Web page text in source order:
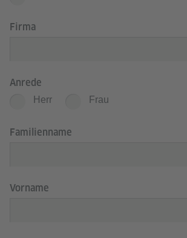
Firma
Anrede
Herr Frau
Familienname
Vorname